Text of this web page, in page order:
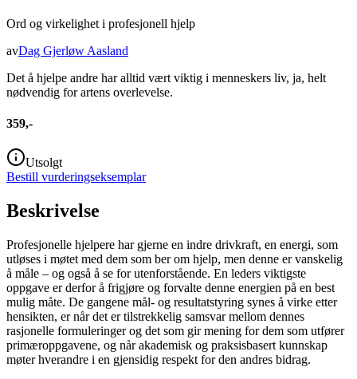
Ord og virkelighet i profesjonell hjelp
avDag Gjerløw Aasland
Det å hjelpe andre har alltid vært viktig i menneskers liv, ja, helt
nødvendig for artens overlevelse.
359,-
Utsolgt
Bestill vurderingseksemplar
Beskrivelse
Profesjonelle hjelpere har gjerne en indre drivkraft, en energi, som
utløses i møtet med dem som ber om hjelp, men denne er vanskelig
å måle – og også å se for utenforstående. En leders viktigste
oppgave er derfor å frigjøre og forvalte denne energien på en best
mulig måte. De gangene mål- og resultatstyring synes å virke etter
hensikten, er når det er tilstrekkelig samsvar mellom dennes
rasjonelle formuleringer og det som gir mening for dem som utfører
primæroppgavene, og når akademisk og praksisbasert kunnskap
møter hverandre i en gjensidig respekt for den andres bidrag.